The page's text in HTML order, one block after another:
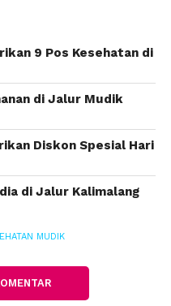
untuk
dari Direktorat
RI. Dimana pusat
pihak rumah sakit
mendukung
obat, dan
kata dia.
penyakit paling
pusing, mual, mag.
jauh, dan
siaga H-7 sampai
9 Pos Kesehatan di
di Jalur Mudik
Diskon Spesial Hari
di Jalur Kalimalang
MUDIK